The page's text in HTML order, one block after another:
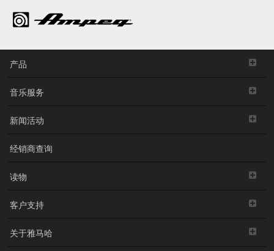
产品
音乐服务
新闻活动
经销商查询
读物
客户支持
关于雅马哈